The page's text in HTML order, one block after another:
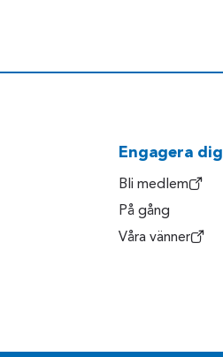
Engagera dig
Bli medlem
På gång
Våra vänner